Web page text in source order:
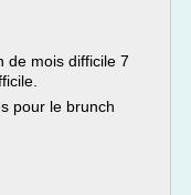
de mois difficile 7
pour le brunch